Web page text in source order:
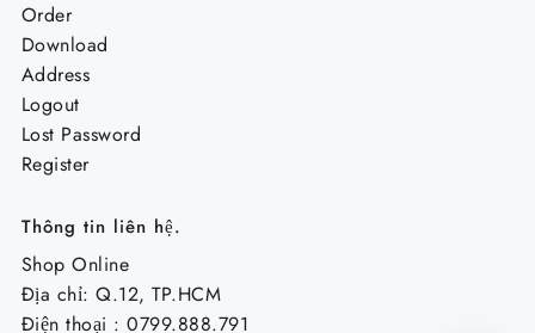
Order
Download
Address
Logout
Lost Password
Register
Thông tin liên hệ.
Shop Online
Địa chỉ: Q.12, TP.HCM
Điện thoại : 0799.888.791